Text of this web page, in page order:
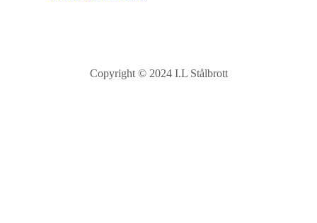
Copyright © 2024 I.L Stålbrott